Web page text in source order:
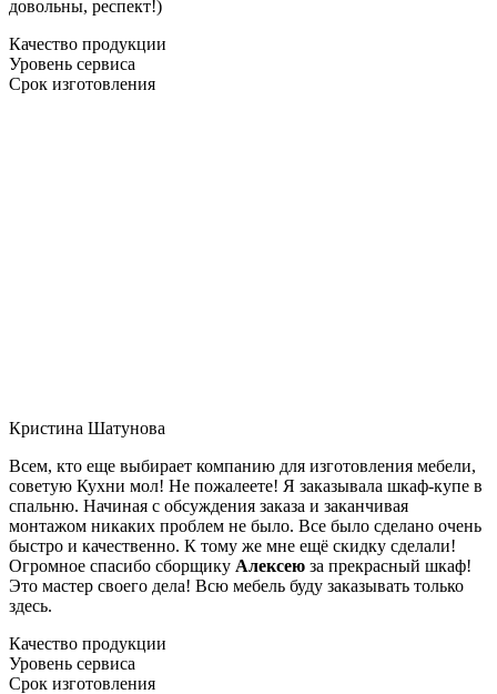
довольны, респект!)
Качество продукции
Уровень сервиса
Срок изготовления
Кристина Шатунова
Всем, кто еще выбирает компанию для изготовления мебели,
советую Кухни мол! Не пожалеете! Я заказывала шкаф-купе в
спальню. Начиная с обсуждения заказа и заканчивая
монтажом никаких проблем не было. Все было сделано очень
быстро и качественно. К тому же мне ещё скидку сделали!
Огромное спасибо сборщику Алексею за прекрасный шкаф!
Это мастер своего дела! Всю мебель буду заказывать только
здесь.
Качество продукции
Уровень сервиса
Срок изготовления